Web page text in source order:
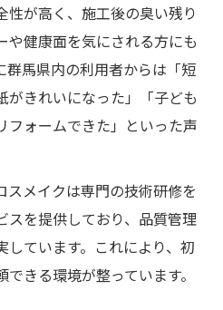
工法のメリット比較ポイ
カギとなるクロスメイク
性が高く、施工後の臭い残り
や健康面を気にされる方にも
群馬県内の利用者からは「短
がきれいになった」「子ども
フォームできた」といった声
メイクは専門の技術研修を
スを提供しており、品質管理
ています。これにより、初
きる環境が整っています。